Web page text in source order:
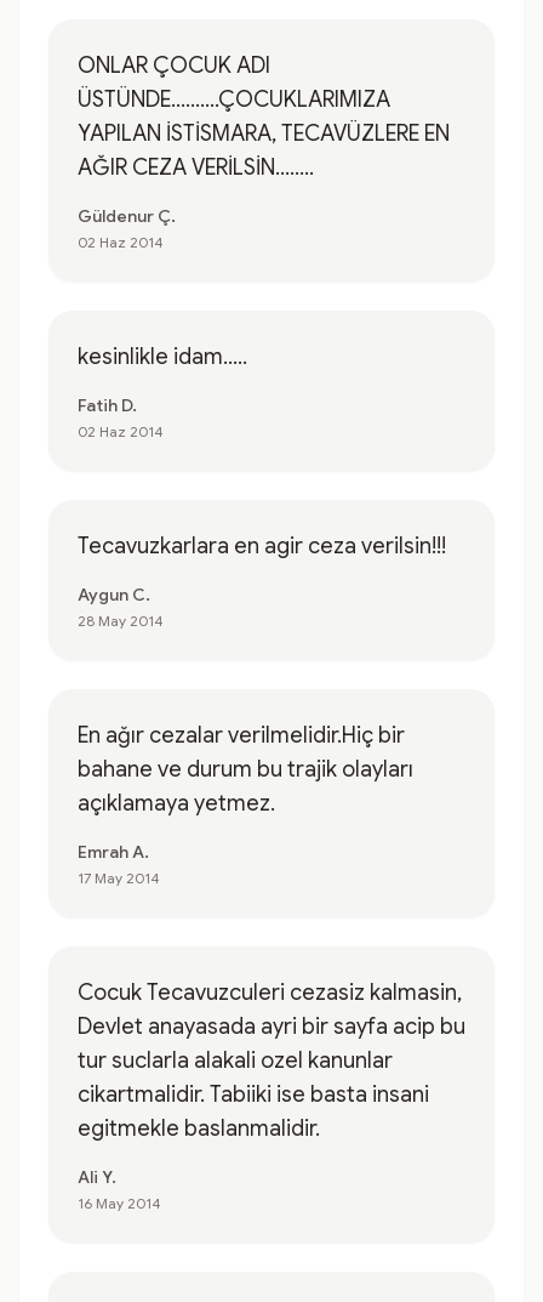
ONLAR ÇOCUK ADI
ÜSTÜNDE..........ÇOCUKLARIMIZA
YAPILAN İSTİSMARA, TECAVÜZLERE EN
AĞIR CEZA VERİLSİN........
Güldenur Ç.
02 Haz 2014
kesinlikle idam.....
Fatih D.
02 Haz 2014
Tecavuzkarlara en agir ceza verilsin!!!
Aygun C.
28 May 2014
En ağır cezalar verilmelidir.Hiç bir
bahane ve durum bu trajik olayları
açıklamaya yetmez.
Emrah A.
17 May 2014
Cocuk Tecavuzculeri cezasiz kalmasin,
Devlet anayasada ayri bir sayfa acip bu
tur suclarla alakali ozel kanunlar
cikartmalidir. Tabiiki ise basta insani
egitmekle baslanmalidir.
Ali Y.
16 May 2014